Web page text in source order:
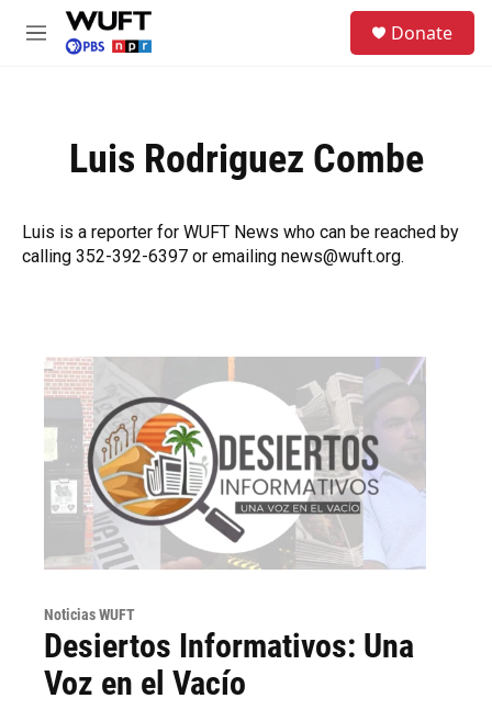
Skip to main content
M
Donate
Luis Rodriguez Combe
Luis is a reporter for WUFT News who can be reached by
calling 352-392-6397 or emailing news@wuft.org.
Noticias WUFT
Desiertos Informativos: Una
Voz en el Vacío